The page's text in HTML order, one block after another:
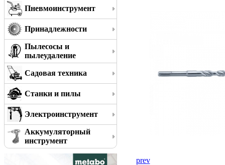
Пневмоинструмент
Принадлежности
Пылесосы и
пылеудаление
Садовая техника
Станки и пилы
Электроинструмент
Аккумуляторный
инструмент
prev